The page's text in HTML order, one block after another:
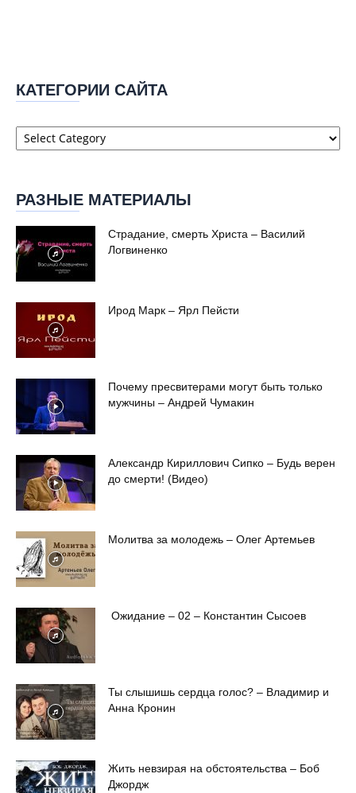
КАТЕГОРИИ САЙТА
Категории
сайта
РАЗНЫЕ МАТЕРИАЛЫ
Страдание, смерть Христа – Василий
Логвиненко
Ирод Марк – Ярл Пейсти
Почему пресвитерами могут быть только
мужчины – Андрей Чумакин
Александр Кириллович Сипко – Будь верен
до смерти! (Видео)
Молитва за молодежь – Олег Артемьев
Ожидание – 02 – Константин Сысоев
Ты слышишь сердца голос? – Владимир и
Анна Кронин
Жить невзирая на обстоятельства – Боб
Джордж